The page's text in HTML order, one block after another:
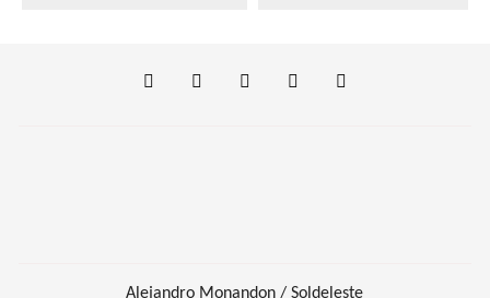
Alejandro Monandon / Soldeleste